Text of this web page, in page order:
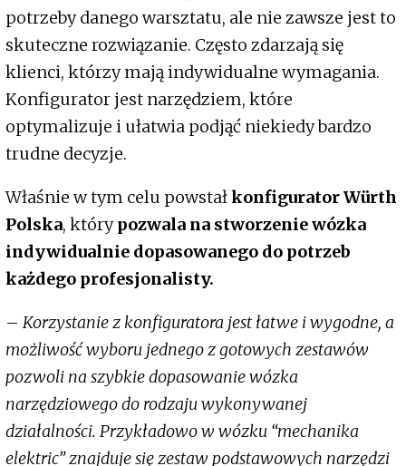
potrzeby danego warsztatu, ale nie zawsze jest to
skuteczne rozwiązanie. Często zdarzają się
klienci, którzy mają indywidualne wymagania.
Konfigurator jest narzędziem, które
optymalizuje i ułatwia podjąć niekiedy bardzo
trudne decyzje.
Właśnie w tym celu powstałkonfigurator Würth
Polska, którypozwala na stworzenie wózka
indywidualnie dopasowanego do potrzeb
każdego profesjonalisty.
– Korzystanie z konfiguratora jest łatwe i wygodne, a
możliwość wyboru jednego z gotowych zestawów
pozwoli na szybkie dopasowanie wózka
narzędziowego do rodzaju wykonywanej
działalności. Przykładowo w wózku “mechanika
elektric” znajduje się zestaw podstawowych narzędzi